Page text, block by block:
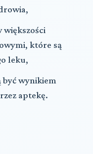
większości
które są
leku,
być wynikiem
aptekę.